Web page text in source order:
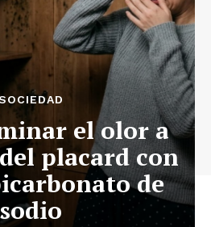
el olor a
placard con
de
sodio